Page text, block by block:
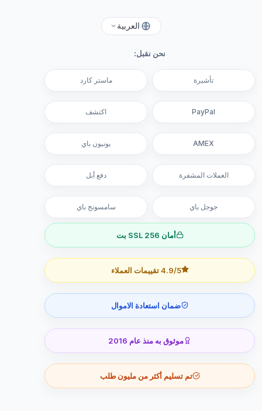
العربية
نحن نقبل:
تأشيرة ماستر كارد
PayPal اكتشف
AMEX يونيون باي
العملات المشفرة دفع أبل
جوجل باي سامسونج باي
أمان SSL 256 بت
4.9/5 تقييمات العملاء
ضمان استعادة الاموال
موثوق به منذ عام 2016
تم تسليم أكثر من مليون طلب